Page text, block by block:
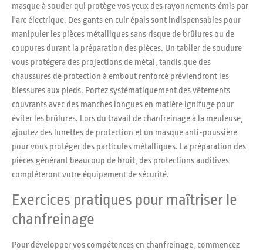
masque à souder qui protège vos yeux des rayonnements émis par
l'arc électrique. Des gants en cuir épais sont indispensables pour
manipuler les pièces métalliques sans risque de brûlures ou de
coupures durant la préparation des pièces. Un tablier de soudure
vous protégera des projections de métal, tandis que des
chaussures de protection à embout renforcé préviendront les
blessures aux pieds. Portez systématiquement des vêtements
couvrants avec des manches longues en matière ignifuge pour
éviter les brûlures. Lors du travail de chanfreinage à la meuleuse,
ajoutez des lunettes de protection et un masque anti-poussière
pour vous protéger des particules métalliques. La préparation des
pièces générant beaucoup de bruit, des protections auditives
compléteront votre équipement de sécurité.
Exercices pratiques pour maîtriser le
chanfreinage
Pour développer vos compétences en chanfreinage, commencez